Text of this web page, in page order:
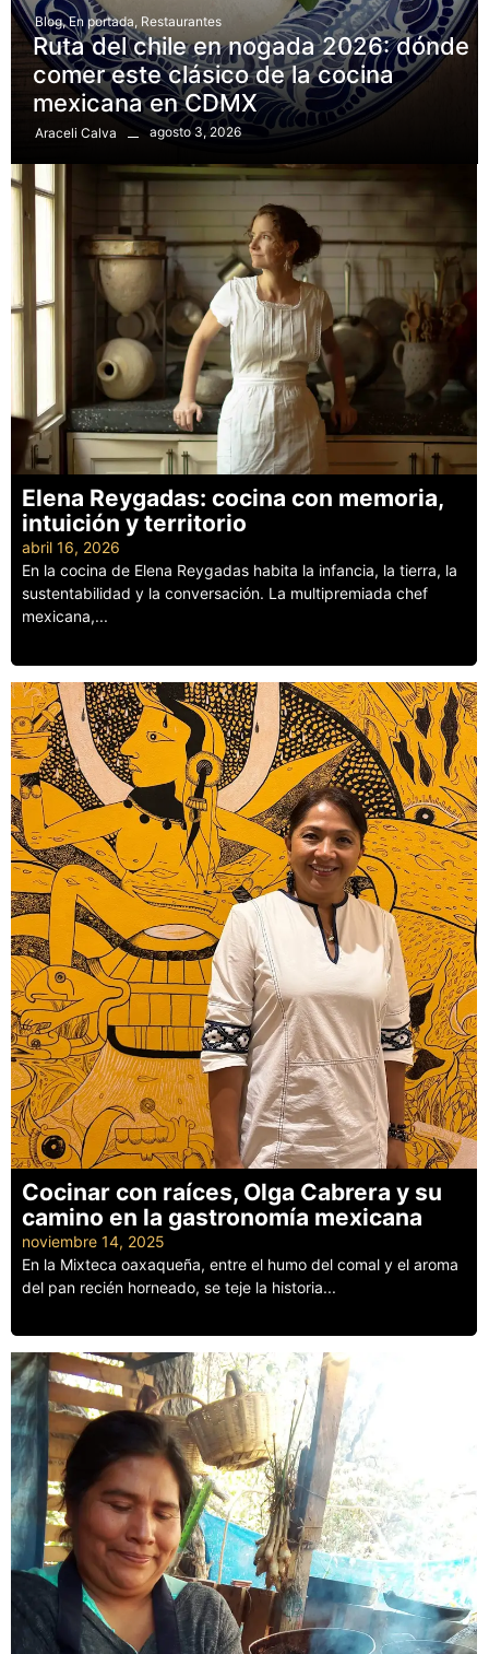
Blog, En portada Restaurantes
Ruta del chile en nogada 2026: dónde
comer este clásico de la cocina
mexicana en CDMX
Araceli Calva agosto 3, 2026
Elena Reygadas: cocina con memoria,
intuición y territorio
abril 16, 2026
En la cocina de Elena Reygadas habita la infancia, la tierra, la
sustentabilidad y la conversación. La multipremiada chef
mexicana,...
Cocinar con raíces, Olga Cabrera y su
camino en la gastronomía mexicana
noviembre 14, 2025
En la Mixteca oaxaqueña, entre el humo del comal y el aroma
del pan recién horneado, se teje la historia...